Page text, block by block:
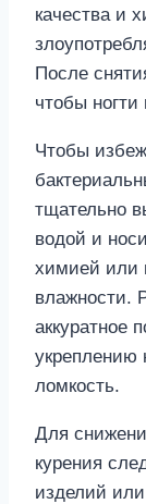
качества и
После
чтобы
Чтобы
тщательно
водой и
химией или
влажности.
аккуратное
укреплению
ломкость.
Для
курения
изделий